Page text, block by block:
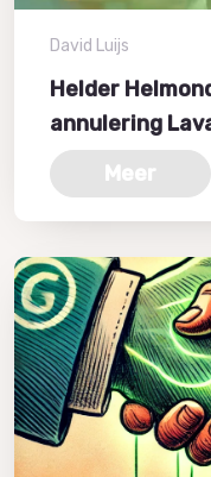
David Luijs
Helder
annulering
Meer